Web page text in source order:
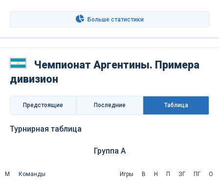
Больше статистики
Чемпионат Аргентины. Примера
дивизион
Предстоящие Последниe Таблица
Турнирная таблица
Группа A
М Команды Игры В Н П ЗГ ПГ О